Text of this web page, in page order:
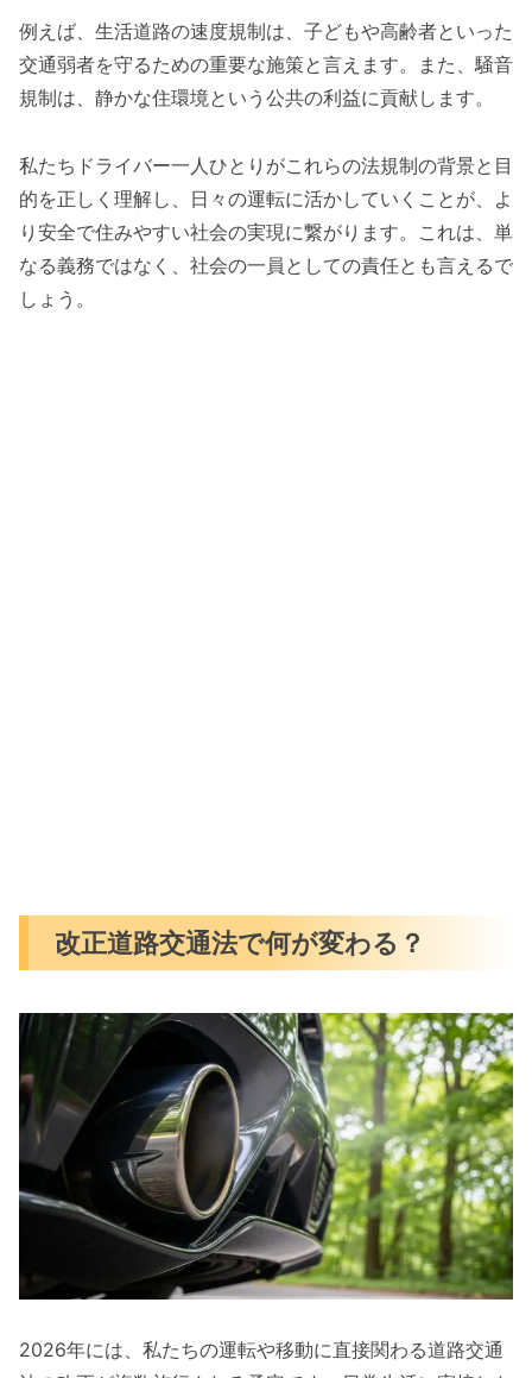
例えば、生活道路の速度規制は、子どもや高齢者といった
交通弱者を守るための重要な施策と言えます。また、騒音
規制は、静かな住環境という公共の利益に貢献します。
私たちドライバー一人ひとりがこれらの法規制の背景と目
的を正しく理解し、日々の運転に活かしていくことが、よ
り安全で住みやすい社会の実現に繋がります。これは、単
なる義務ではなく、社会の一員としての責任とも言えるで
しょう。
改正道路交通法で何が変わる？
2026年には、私たちの運転や移動に直接関わる道路交通